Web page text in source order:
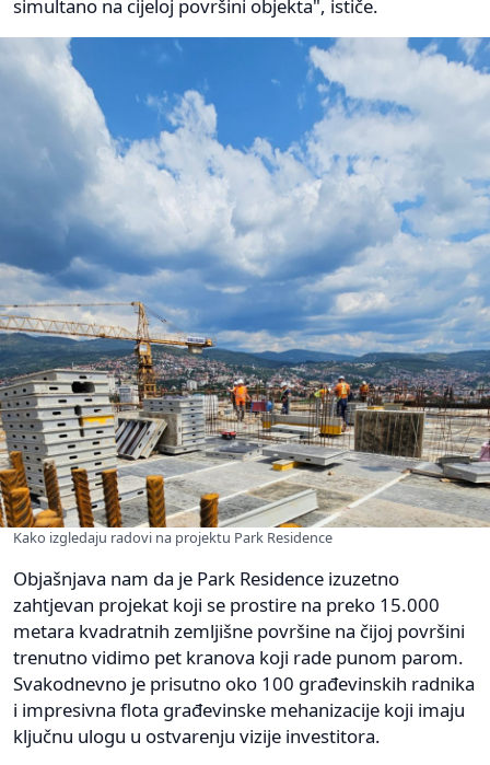
simultano na cijeloj površini objekta", ističe.
Kako izgledaju radovi na projektu Park Residence
Objašnjava nam da je Park Residence izuzetno
zahtjevan projekat koji se prostire na preko 15.000
metara kvadratnih zemljišne površine na čijoj površini
trenutno vidimo pet kranova koji rade punom parom.
Svakodnevno je prisutno oko 100 građevinskih radnika
i impresivna flota građevinske mehanizacije koji imaju
ključnu ulogu u ostvarenju vizije investitora.